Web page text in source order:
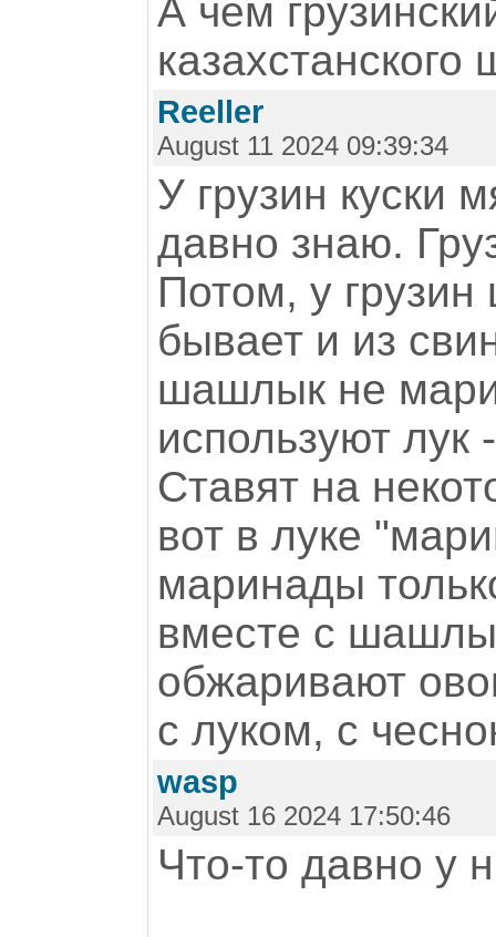
А чем
Reeller
August 11 2024 09:39:34
У грузин куски
давно знаю.
Потом, у
бывает и из
шашлык не
используют лук
Ставят на
вот в луке
маринады
вместе с
обжаривают
с луком, с
wasp
August 16 2024 17:50:46
Что-то давно у